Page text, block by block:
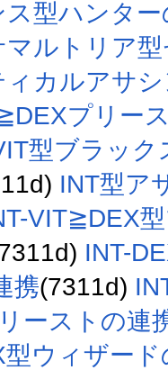
型ハンター
マルトリア
ィカルアサ
プリー
型ブラック
INT型ア
VIT≧DEX
INT-
携(7311d)
ーストの連
型ウィザード